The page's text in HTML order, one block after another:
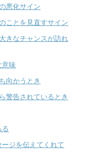
悪化サイン
ことを見直すサイン
きなチャンスが訪れ
意味
向かうとき
警告されているとき
ジを伝えてくれて